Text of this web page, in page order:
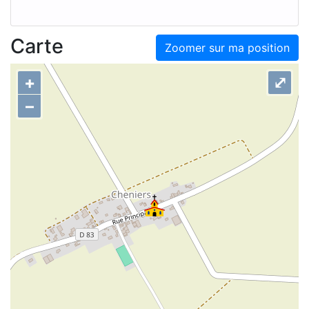
Zoomer sur ma position
Carte
+
–
⤢